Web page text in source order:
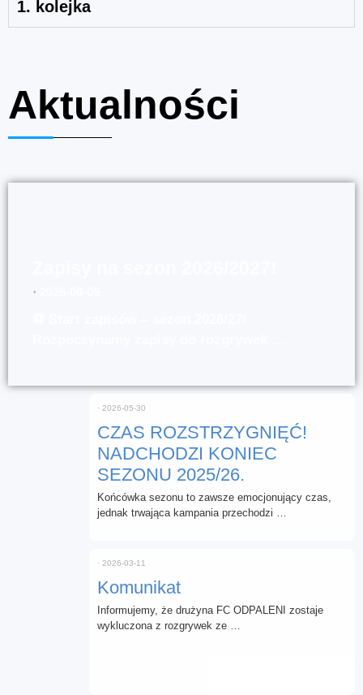
1. kolejka
Aktualności
⋅
CZAS ROZSTRZYGNIĘĆ!
NADCHODZI KONIEC
SEZONU 2025/26.
⋅ 2026-05-30
Końcówka sezonu to zawsze emocjonujący czas,
jednak trwająca kampania przechodzi …
Komunikat
⋅ 2026-03-11
Informujemy, że drużyna FC ODPALENI zostaje
wykluczona z rozgrywek ze …